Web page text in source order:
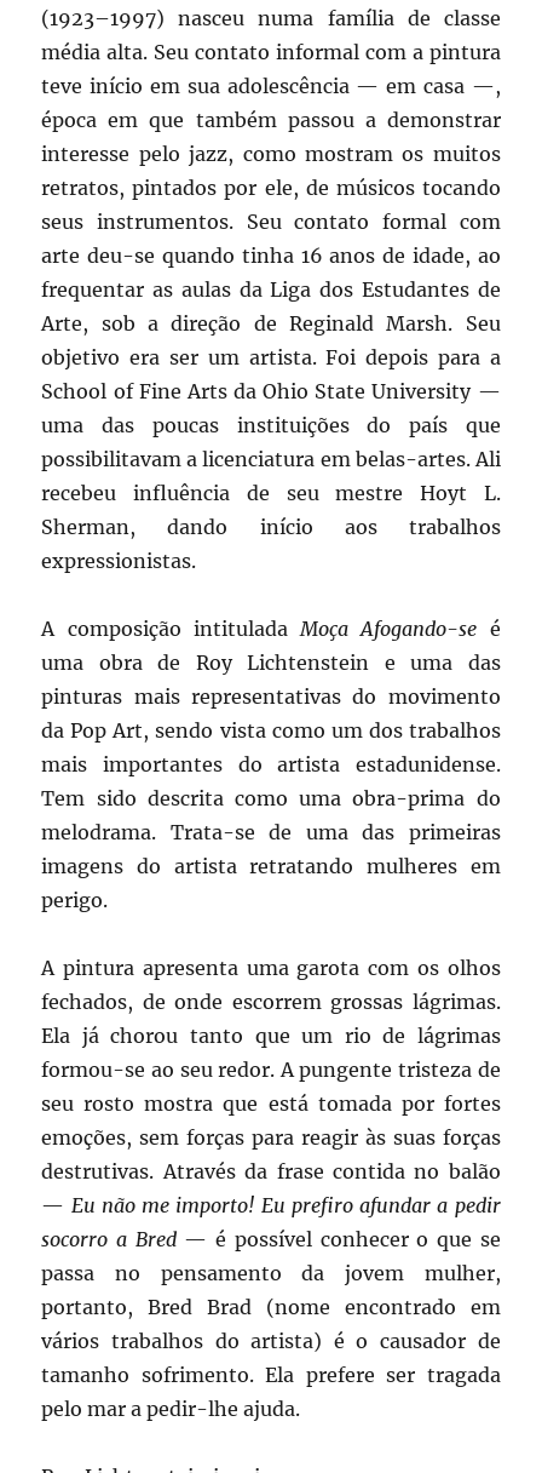
(1923–1997) nasceu numa família de classe
média alta. Seu contato informal com a pintura
teve início em sua adolescência — em casa —,
época em que também passou a demonstrar
interesse pelo jazz, como mostram os muitos
retratos, pintados por ele, de músicos tocando
seus instrumentos. Seu contato formal com
arte deu-se quando tinha 16 anos de idade, ao
frequentar as aulas da Liga dos Estudantes de
Arte, sob a direção de Reginald Marsh. Seu
objetivo era ser um artista. Foi depois para a
School of Fine Arts da Ohio State University —
uma das poucas instituições do país que
possibilitavam a licenciatura em belas-artes. Ali
recebeu influência de seu mestre Hoyt L.
Sherman, dando início aos trabalhos
expressionistas.
A composição intitulada Moça Afogando-se é
uma obra de Roy Lichtenstein e uma das
pinturas mais representativas do movimento
da Pop Art, sendo vista como um dos trabalhos
mais importantes do artista estadunidense.
Tem sido descrita como uma obra-prima do
melodrama. Trata-se de uma das primeiras
imagens do artista retratando mulheres em
perigo.
A pintura apresenta uma garota com os olhos
fechados, de onde escorrem grossas lágrimas.
Ela já chorou tanto que um rio de lágrimas
formou-se ao seu redor. A pungente tristeza de
seu rosto mostra que está tomada por fortes
emoções, sem forças para reagir às suas forças
destrutivas. Através da frase contida no balão
— Eu não me importo! Eu prefiro afundar a pedir
socorro a Bred— é possível conhecer o que se
passa no pensamento da jovem mulher,
portanto, Bred Brad (nome encontrado em
vários trabalhos do artista) é o causador de
tamanho sofrimento. Ela prefere ser tragada
pelo mar a pedir-lhe ajuda.